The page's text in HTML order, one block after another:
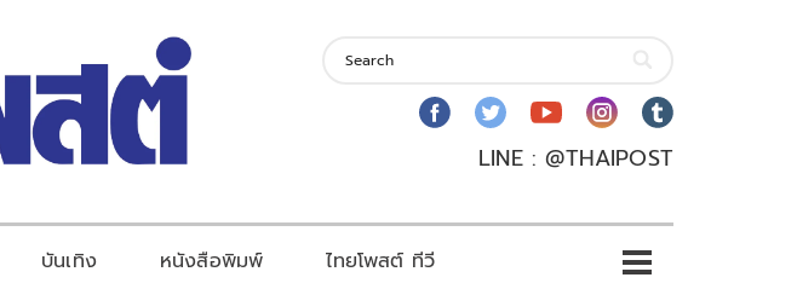
LINE : @THAIPOST
บันเทิง หนังสือพิมพ์ ไทยโพสต์ ทีวี